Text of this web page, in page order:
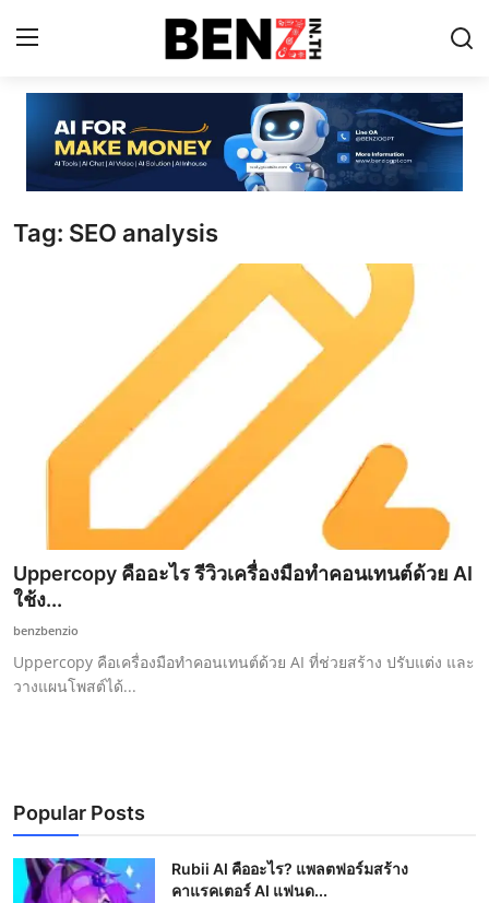
Home
Contact
AI Tools
ThaiGPT Builder
คอร์สเรียน ChatGPT
Tag: SEO analysis
Uppercopy คืออะไร รีวิวเครื่องมือทำคอนเทนต์ด้วย AI
ใช้ง...
benzbenzio
Uppercopy คือเครื่องมือทำคอนเทนต์ด้วย AI ที่ช่วยสร้าง ปรับแต่ง และ
วางแผนโพสต์ได้...
Popular Posts
Rubii AI คืออะไร? แพลตฟอร์มสร้าง
คาแรคเตอร์ AI แฟนด...